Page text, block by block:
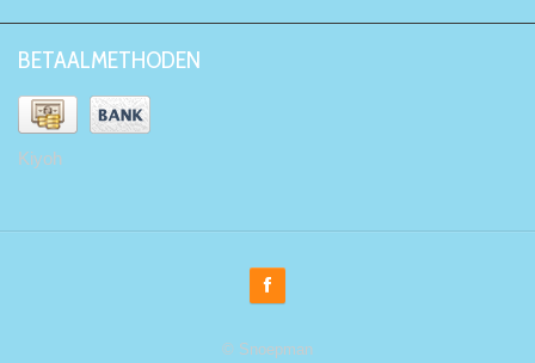
BETAALMETHODEN
Kiyoh
© Snoepman